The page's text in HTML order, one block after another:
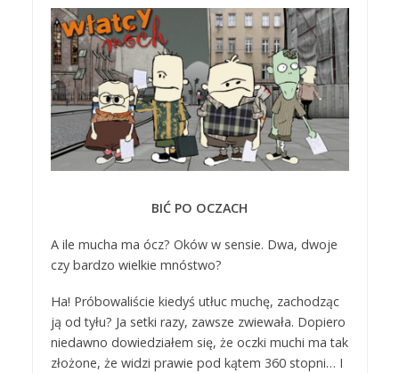
BIĆ PO OCZACH
A ile mucha ma ócz? Oków w sensie. Dwa, dwoje
czy bardzo wielkie mnóstwo?
Ha! Próbowaliście kiedyś utłuc muchę, zachodząc
ją od tyłu? Ja setki razy, zawsze zwiewała. Dopiero
niedawno dowiedziałem się, że oczki muchi ma tak
złożone, że widzi prawie pod kątem 360 stopni… I